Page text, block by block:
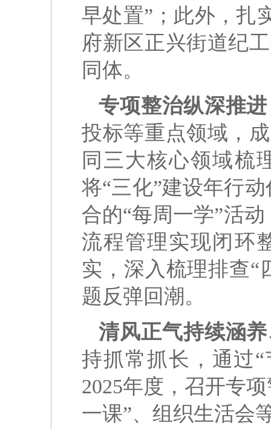
早处置”；此外，扎
府新区正兴街道纪
同体。
专项整治纵深推
投标等重点领域，
同三大核心领域梳
将“三化”建设年行
合的“每周一学”活
流程管理实现闭环
实，深入梳理排查“
题反弹回潮。
清风正气持续涵
持抓常抓长，通过
2025年度，召开专
一课”、组织生活会